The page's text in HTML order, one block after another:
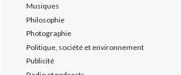
Musiques
Philosophie
Photographie
Politique, société et environnement
Publicité